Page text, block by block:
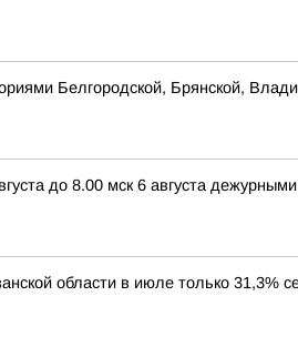
Белгородской, Брянской,
до 8.00 мск 6 августа
области в июле только 31,3%